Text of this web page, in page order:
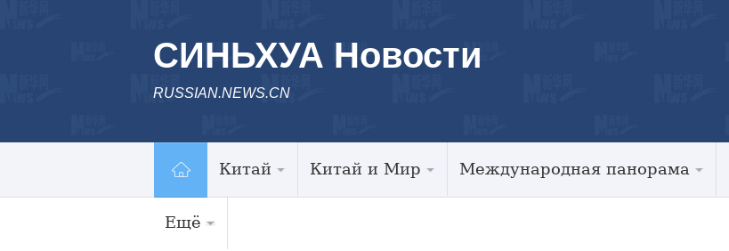
СИНЬХУА Новости
RUSSIAN.NEWS.CN
Китай Китай и Мир Международная панорама
Ещё